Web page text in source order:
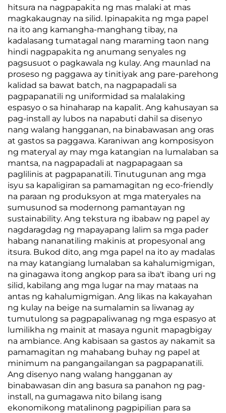
and wov
hitsura na nagpapakita ng mas malaki at mas
magkakaugnay na silid. Ipinapakita ng mga papel
na ito ang kamangha-manghang tibay, na
kadalasang tumatagal nang maraming taon nang
hindi nagpapakita ng anumang senyales ng
pagsusuot o pagkawala ng kulay. Ang maunlad na
proseso ng paggawa ay tinitiyak ang pare-parehong
kalidad sa bawat batch, na nagpapadali sa
pagpapanatili ng uniformidad sa malalaking
espasyo o sa hinaharap na kapalit. Ang kahusayan sa
pag-install ay lubos na napabuti dahil sa disenyo
nang walang hangganan, na binabawasan ang oras
at gastos sa paggawa. Karaniwan ang komposisyon
ng materyal ay may mga katangian na lumalaban sa
mantsa, na nagpapadali at nagpapagaan sa
paglilinis at pagpapanatili. Tinutugunan ang mga
isyu sa kapaligiran sa pamamagitan ng eco-friendly
na paraan ng produksyon at mga materyales na
sumusunod sa modernong pamantayan ng
sustainability. Ang tekstura ng ibabaw ng papel ay
nagdaragdag ng mapayapang lalim sa mga pader
habang nananatiling makinis at propesyonal ang
itsura. Bukod dito, ang mga papel na ito ay madalas
na may katangiang lumalaban sa kahalumigmigan,
na ginagawa itong angkop para sa iba't ibang uri ng
silid, kabilang ang mga lugar na may mataas na
antas ng kahalumigmigan. Ang likas na kakayahan
ng kulay na beige na sumalamin sa liwanag ay
tumutulong sa pagpapaliwanag ng mga espasyo at
lumilikha ng mainit at masaya ngunit mapagbigay
na ambiance. Ang kabisaan sa gastos ay nakamit sa
pamamagitan ng mahabang buhay ng papel at
minimum na pangangailangan sa pagpapanatili.
Ang disenyo nang walang hangganan ay
binabawasan din ang basura sa panahon ng pag-
install, na gumagawa nito bilang isang
ekonomikong matalinong pagpipilian para sa